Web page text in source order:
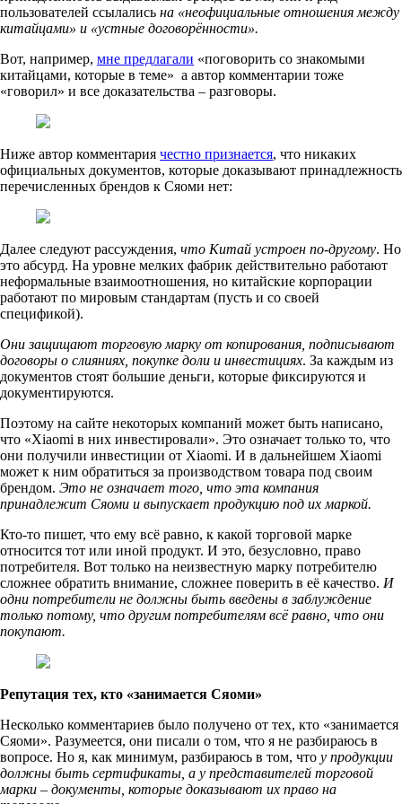
пользователей ссылались на «неофициальные отношения между
китайцами» и «устные договорённости».
Вот, например, мне предлагали «поговорить со знакомыми
китайцами, которые в теме» а автор комментарии тоже
«говорил» и все доказательства – разговоры.
Ниже автор комментария честно признается, что никаких
официальных документов, которые доказывают принадлежность
перечисленных брендов к Сяоми нет:
Далее следуют рассуждения, что Китай устроен по-другому. Но
это абсурд. На уровне мелких фабрик действительно работают
неформальные взаимоотношения, но китайские корпорации
работают по мировым стандартам (пусть и со своей
спецификой).
Они защищают торговую марку от копирования, подписывают
договоры о слияниях, покупке доли и инвестициях. За каждым из
документов стоят большие деньги, которые фиксируются и
документируются.
Поэтому на сайте некоторых компаний может быть написано,
что «Xiaomi в них инвестировали». Это означает только то, что
они получили инвестиции от Xiaomi. И в дальнейшем Xiaomi
может к ним обратиться за производством товара под своим
брендом. Это не означает того, что эта компания
принадлежит Сяоми и выпускает продукцию под их маркой.
Кто-то пишет, что ему всё равно, к какой торговой марке
относится тот или иной продукт. И это, безусловно, право
потребителя. Вот только на неизвестную марку потребителю
сложнее обратить внимание, сложнее поверить в её качество. И
одни потребители не должны быть введены в заблуждение
только потому, что другим потребителям всё равно, что они
покупают.
Репутация тех, кто «занимается Сяоми»
Несколько комментариев было получено от тех, кто «занимается
Сяоми». Разумеется, они писали о том, что я не разбираюсь в
вопросе. Но я, как минимум, разбираюсь в том, что у продукции
должны быть сертификаты, а у представителей торговой
марки – документы, которые доказывают их право на